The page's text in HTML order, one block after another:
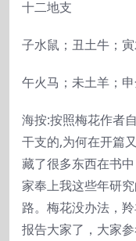
十二地支
子水鼠；丑土牛；
午火马；未土羊；
海按:按照梅花作者
干支的,为何在开篇
藏了很多东西在书
家奉上我这些年研
路。梅花没办法，
报告大家了，大家